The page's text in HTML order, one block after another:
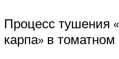
Процесс тушения
карпа» в томатном